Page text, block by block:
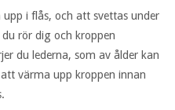
i flås, och att svettas under
rör dig och kroppen
du lederna, som av ålder kan
värma upp kroppen innan